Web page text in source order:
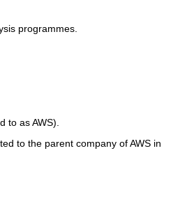
programmes.
to as AWS).
to the parent company of AWS in